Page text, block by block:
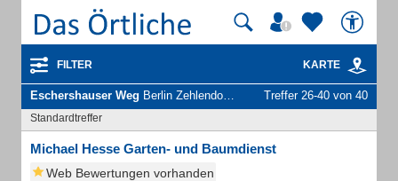
FILTER KARTE
Eschershauser Weg Berlin Zehlendorf - Unternehmen und Personen Treffer 26-40 von 40
Standardtreffer
Michael Hesse Garten- und Baumdienst
Web Bewertungen vorhanden